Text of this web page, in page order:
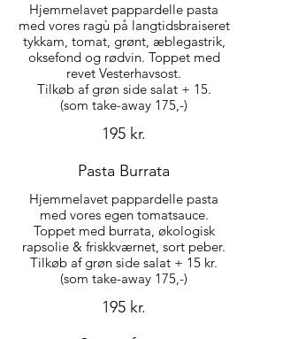
Hjemmelavet pappardelle pasta
med vores ragù på langtidsbraiseret
tykkam, tomat, grønt, æblegastrik,
oksefond og rødvin. Toppet med
revet Vesterhavsost.
Tilkøb af grøn side salat + 15.
(som take-away 175,-)
195 kr.
Pasta Burrata
Hjemmelavet pappardelle pasta
med vores egen tomatsauce.
Toppet med burrata, økologisk
rapsolie & friskkværnet, sort peber.
Tilkøb af grøn side salat + 15 kr.
(som take-away 175,-)
195 kr.